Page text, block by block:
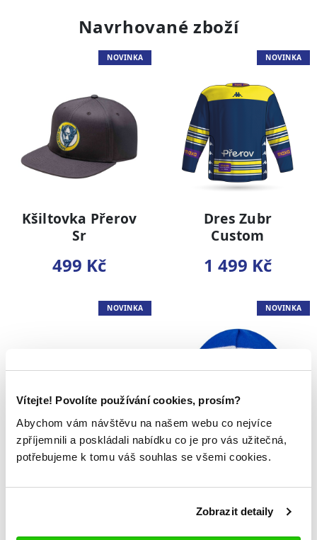
Vítejte! Povolíte používání cookies, prosím?
Abychom vám návštěvu na našem webu co nejvíce
zpříjemnili a poskládali nabídku co je pro vás užitečná,
potřebujeme k tomu váš souhlas se všemi cookies.
Zobrazit detaily
Navrhované zboží
NOVINKA
Kšiltovka Přerov
Sr
499 Kč
NOVINKA
Dres Zubr
Custom
1 499 Kč
NOVINKA
Puk Official hrací
25/26
NOVINKA
bambule Sr
399 Kč